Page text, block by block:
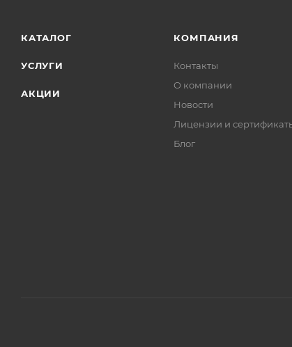
КАТАЛОГ
УСЛУГИ
АКЦИИ
КОМПАНИЯ
Контакты
О компании
Новости
Лицензии и
Блог